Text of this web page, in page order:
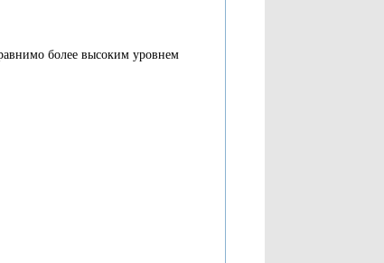
более высоким уровнем